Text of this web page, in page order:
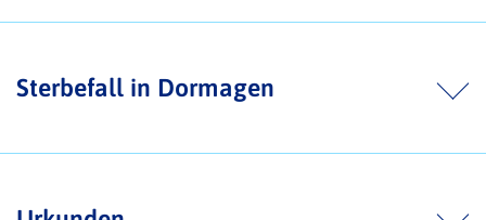
Sterbefall in Dormagen